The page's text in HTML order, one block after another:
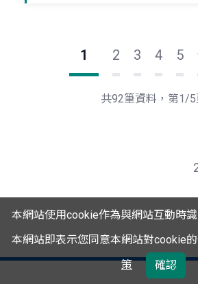
1 2 3 4 5
共92筆資料，第1/5
本網站使用cookie作為與網站互動時
本網站即表示您同意本網站對cookie
策
確認